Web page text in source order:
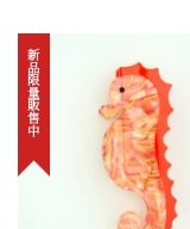
新品限量販售中